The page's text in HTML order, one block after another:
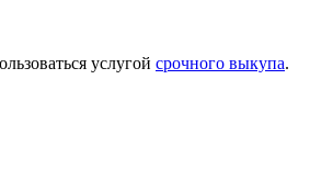
услугой срочного выкупа.